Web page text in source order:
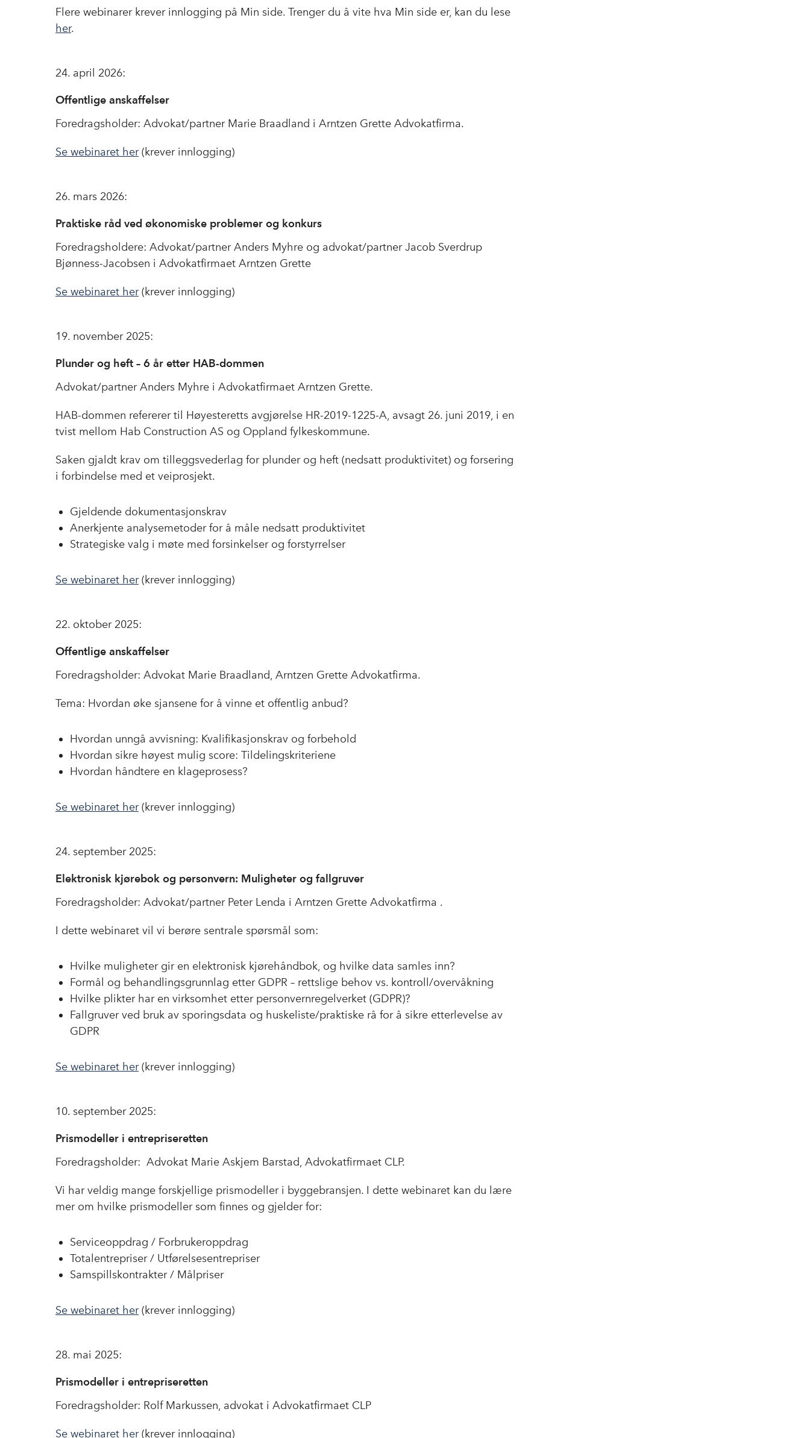
o
I
Flere webinarer krever innlogging på Min side. Trenger du å vite hva Min side er, kan du lese
her.
24. april 2026:
Offentlige anskaffelser
Foredragsholder: Advokat/partner Marie Braadland i Arntzen Grette Advokatfirma.
Se webinaret her(krever innlogging)
26. mars 2026:
Praktiske råd ved økonomiske problemer og konkurs
Foredragsholdere: Advokat/partner Anders Myhre og advokat/partner Jacob Sverdrup
Bjønness-Jacobsen i Advokatfirmaet Arntzen Grette
Se webinaret her(krever innlogging)
19. november 2025:
Plunder og heft – 6 år etter HAB-dommen
Advokat/partner Anders Myhre i Advokatfirmaet Arntzen Grette.
HAB-dommen refererer til Høyesteretts avgjørelse HR-2019-1225-A, avsagt 26. juni 2019, i en
tvist mellom Hab Construction AS og Oppland fylkeskommune.
Saken gjaldt krav om tilleggsvederlag for plunder og heft (nedsatt produktivitet) og forsering
i forbindelse med et veiprosjekt.
Gjeldende dokumentasjonskrav
Anerkjente analysemetoder for å måle nedsatt produktivitet
Strategiske valg i møte med forsinkelser og forstyrrelser
Se webinaret her(krever innlogging)
22. oktober 2025:
Offentlige anskaffelser
Foredragsholder: Advokat Marie Braadland, Arntzen Grette Advokatfirma.
Tema: Hvordan øke sjansene for å vinne et offentlig anbud?
Hvordan unngå avvisning: Kvalifikasjonskrav og forbehold
Hvordan sikre høyest mulig score: Tildelingskriteriene
Hvordan håndtere en klageprosess?
Se webinaret her(krever innlogging)
24. september 2025:
Elektronisk kjørebok og personvern: Muligheter og fallgruver
Foredragsholder: Advokat/partner Peter Lenda i Arntzen Grette Advokatfirma .
I dette webinaret vil vi berøre sentrale spørsmål som:
Hvilke muligheter gir en elektronisk kjørehåndbok, og hvilke data samles inn?
Formål og behandlingsgrunnlag etter GDPR – rettslige behov vs. kontroll/overvåkning
Hvilke plikter har en virksomhet etter personvernregelverket (GDPR)?
Fallgruver ved bruk av sporingsdata og huskeliste/praktiske rå for å sikre etterlevelse av
GDPR
Se webinaret her(krever innlogging)
10. september 2025:
Prismodeller i entrepriseretten
Foredragsholder: Advokat Marie Askjem Barstad, Advokatfirmaet CLP.
Vi har veldig mange forskjellige prismodeller i byggebransjen. I dette webinaret kan du lære
mer om hvilke prismodeller som finnes og gjelder for:
Serviceoppdrag / Forbrukeroppdrag
Totalentrepriser / Utførelsesentrepriser
Samspillskontrakter / Målpriser
Se webinaret her(krever innlogging)
28. mai 2025:
Prismodeller i entrepriseretten
Foredragsholder: Rolf Markussen, advokat i Advokatfirmaet CLP
Se webinaret her(krever innlogging)